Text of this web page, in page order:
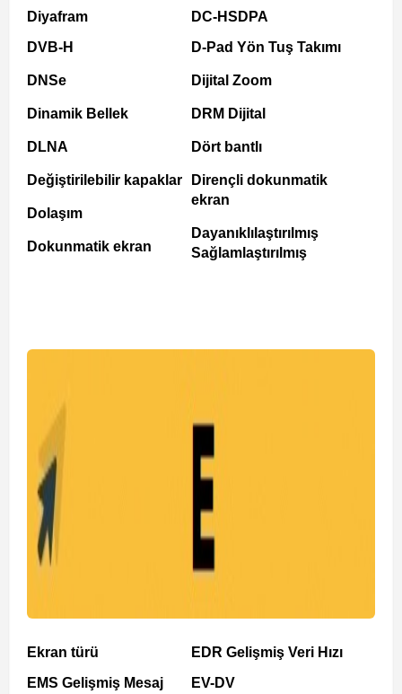
Diyafram
DVB-H
DNSe
Dinamik Bellek
DLNA
Değiştirilebilir kapaklar
Dolaşım
Dokunmatik ekran
DC-HSDPA
D-Pad Yön Tuş Takımı
Dijital Zoom
DRM Dijital
Dört bantlı
Dirençli dokunmatik
ekran
Dayanıklılaştırılmış
Sağlamlaştırılmış
Ekran türü
EMS Gelişmiş Mesaj
EDR Gelişmiş Veri Hızı
EV-DV